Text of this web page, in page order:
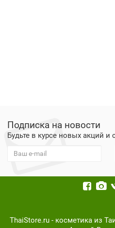
Подписка на новости
Будьте в курсе новых акций
ThaiStore.ru - косметика из